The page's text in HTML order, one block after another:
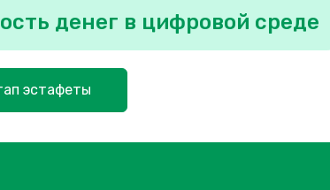
денег в цифровой среде
эстафеты